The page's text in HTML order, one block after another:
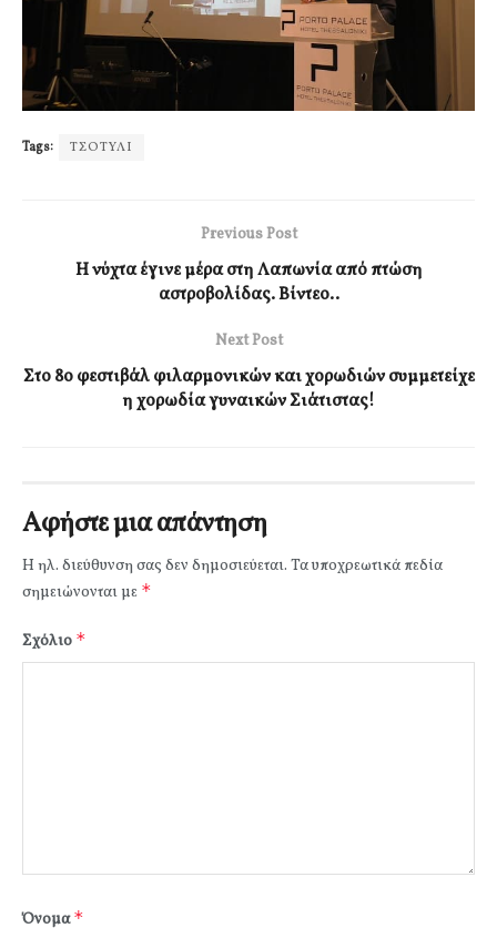
Tags: ΤΣΟΤΥΛΙ
Previous Post
Η νύχτα έγινε μέρα στη Λαπωνία από πτώση
αστροβολίδας. Βίντεο..
Next Post
Στο 8ο φεστιβάλ φιλαρμονικών και χορωδιών συμμετείχε
η χορωδία γυναικών Σιάτιστας!
Αφήστε μια απάντηση
Η ηλ. διεύθυνση σας δεν δημοσιεύεται. Τα υποχρεωτικά πεδία
σημειώνονται με *
Σχόλιο *
Όνομα*